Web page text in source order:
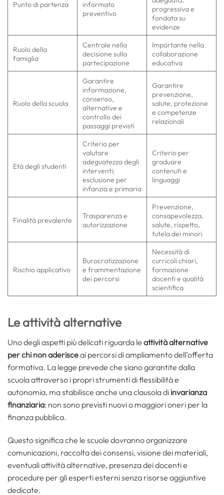
Punto di partenza
informato
preventivo
progressiva e
fondata su
evidenze
Ruolo della
famiglia
Centrale nella
decisione sulla
partecipazione
Importante nella
collaborazione
educativa
Ruolo della scuola
Garantire
informazione,
consenso,
alternative e
controllo dei
passaggi previsti
Garantire
prevenzione,
salute, protezione
e competenze
relazionali
Età degli studenti
Criterio per
valutare
adeguatezza degli
interventi;
esclusione per
infanzia e primaria
Criterio per
graduare
contenuti e
linguaggi
Finalità prevalente
Trasparenza e
autorizzazione
Prevenzione,
consapevolezza,
salute, rispetto,
tutela dei minori
Rischio applicativo
Burocratizzazione
e frammentazione
dei percorsi
Necessità di
curricoli chiari,
formazione
docenti e qualità
scientifica
Le attività alternative
Uno degli aspetti più delicati riguarda le attività alternative
per chi non aderisceai percorsi di ampliamento dell’offerta
formativa. La legge prevede che siano garantite dalla
scuola attraverso i propri strumenti di flessibilità e
autonomia, ma stabilisce anche una clausola di invarianza
finanziaria: non sono previsti nuovi o maggiori oneri per la
finanza pubblica.
Questo significa che le scuole dovranno organizzare
comunicazioni, raccolta dei consensi, visione dei materiali,
eventuali attività alternative, presenza dei docenti e
procedure per gli esperti esterni senza risorse aggiuntive
dedicate.